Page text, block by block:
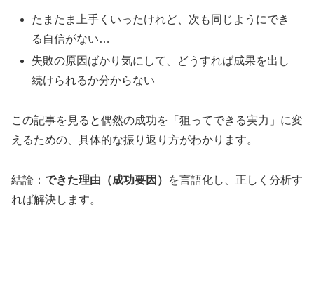
たまたま上手くいったけれど、次も同じようにでき
る自信がない…
失敗の原因ばかり気にして、どうすれば成果を出し
続けられるか分からない
この記事を見ると偶然の成功を「狙ってできる実力」に変
えるための、具体的な振り返り方がわかります。
結論： できた理由（成功要因）
を言語化し、正しく分析す
れば解決します。